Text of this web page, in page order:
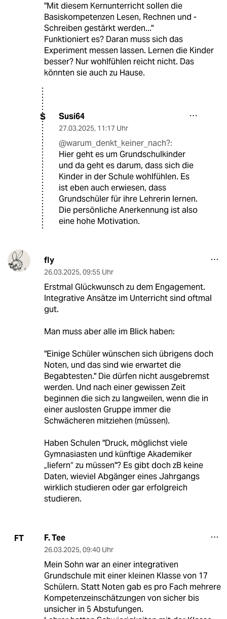
"Mit diesem Kernunterricht sollen die
Basiskompetenzen Lesen, Rechnen und ­
Schreiben gestärkt werden..."
Funktioniert es? Daran muss sich das
Experiment messen lassen. Lernen die Kinder
besser? Nur wohlfühlen reicht nicht. Das
könnten sie auch zu Hause.
S Susi64
27.03.2025, 11:17 Uhr
@warum_denkt_keiner_nach?:
Hier geht es um Grundschulkinder
und da geht es darum, dass sich die
Kinder in der Schule wohlfühlen. Es
ist eben auch erwiesen, dass
Grundschüler für ihre Lehrerin lernen.
Die persönliche Anerkennung ist also
eine hohe Motivation.
fly
26.03.2025, 09:55 Uhr
Erstmal Glückwunsch zu dem Engagement.
Integrative Ansätze im Unterricht sind oftmal
gut.
Man muss aber alle im Blick haben:
"Einige Schüler wünschen sich übrigens doch
Noten, und das sind wie erwartet die
Begabtesten." Die dürfen nicht ausgebremst
werden. Und nach einer gewissen Zeit
beginnen die sich zu langweilen, wenn die in
einer auslosten Gruppe immer die
Schwächeren mitziehen (müssen).
Haben Schulen "Druck, möglichst viele
Gymnasiasten und künftige Akademiker
„liefern“ zu müssen"? Es gibt doch zB keine
Daten, wieviel Abgänger eines Jahrgangs
wirklich studieren oder gar erfolgreich
studieren.
FT F. Tee
26.03.2025, 09:40 Uhr
Mein Sohn war an einer integrativen
Grundschule mit einer kleinen Klasse von 17
Schülern. Statt Noten gab es pro Fach mehrere
Kompetenzeinschätzungen von sicher bis
unsicher in 5 Abstufungen.